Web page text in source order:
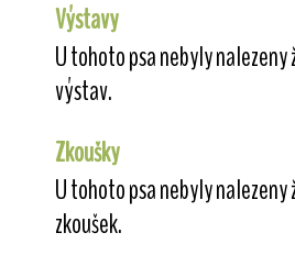
Výstavy
U tohoto psa nebyly
výstav.
Zkoušky
U tohoto psa nebyly
zkoušek.